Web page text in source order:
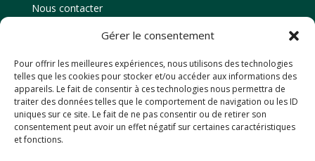
Gérer le consentement
Pour offrir les meilleures expériences, nous utilisons des technologies
telles que les cookies pour stocker et/ou accéder aux informations des
appareils. Le fait de consentir à ces technologies nous permettra de
traiter des données telles que le comportement de navigation ou les ID
uniques sur ce site. Le fait de ne pas consentir ou de retirer son
consentement peut avoir un effet négatif sur certaines caractéristiques
et fonctions.
Nous contacter
Amicale des anciens élèves
EPLEFPA d’Ahun
Le Chaussadis
23150 AHUN
Tél: 05 55 81 48 80